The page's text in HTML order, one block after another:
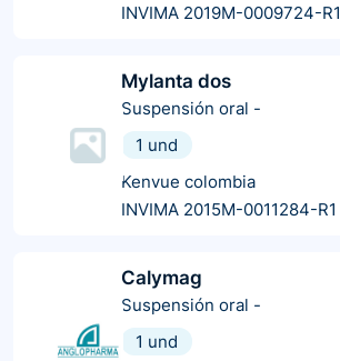
INVIMA 2019M-0009724-R1
Mylanta dos
Suspensión oral -
1 und
Kenvue colombia
INVIMA 2015M-0011284-R1
Calymag
Suspensión oral -
1 und